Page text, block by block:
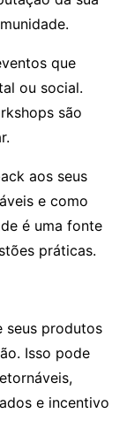
que
ou social.
são
aos seus
e como
é uma fonte
práticas.
seus produtos
Isso pode
e incentivo